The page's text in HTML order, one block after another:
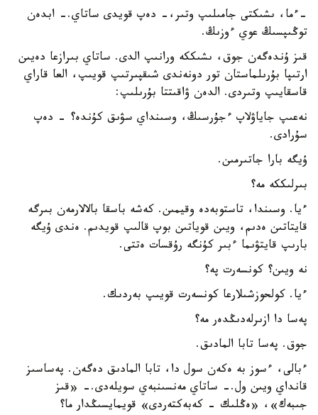
-ءما، ىشىكتى جامىلىپ وتىر،- دەپ قويدى ساتاي.- ابدەن
توڭىپسىڭ عوي ءوزىڭ.
قىز ۇندەگەن جوق، ىشىككە ورانىپ الدى. ساتاي بىرازعا دەيىن
ارتىپا بۇرىلماستان تور دونەندى شىقپىرتىپ قويىپ، العا قاراي
قاسقايىپ وتىردى. الدەن ۋاقىتتا بۇرىلىپ:
نەعىپ جاياۋلاپ ءجۇرسىڭ، وسىنداي سۋىق كۇندە؟ - دەپ
سۇرادى.
ۇيگە بارا جاتىرمىن.
بىرلىككە مە؟
ءيا. وسىندا، تاستوبەدە وقيمىن. كەشە باسقا بالالارمەن بىرگە
قايتاتىن ەدىم، ويىن قوياتىن بوپ قالىپ قويدىم. ەندى ۇيگە
بارىپ قايتۋىما ءبىر كۇنگە رۇقسات ەتتى.
نە ويىن؟ كونسەرت پە؟
ءيا. كولحوزشىلارعا كونسەرت قويىپ بەردىك.
پەسا دا ازىرلەدىڭدەر مە؟
جوق. پەسا تابا المادىق.
ءبالى، ءسوز بە ەكەن سول دا، تابا المادىق دەگەن. پەساسىز
قانداي ويىن ول.- ساتاي مەنسىنبەي سويلەدى.- «قىز
جىبەك»، «ەڭلىك - كەبەكتەردى» قويمايسىڭدار ما؟